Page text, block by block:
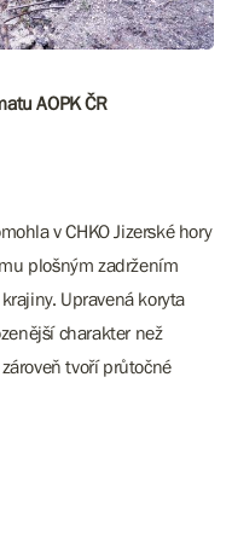
AOPK ČR
v CHKO Jizerské hory
plošným zadržením
Upravená koryta
charakter než
tvoří průtočné